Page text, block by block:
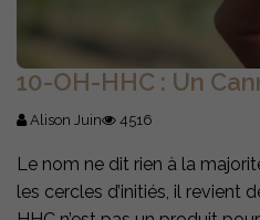
10-OH-HHC : Un
Alison Juin 4516
Le nom ne dit rien à la
les cercles d’initiés, il revient